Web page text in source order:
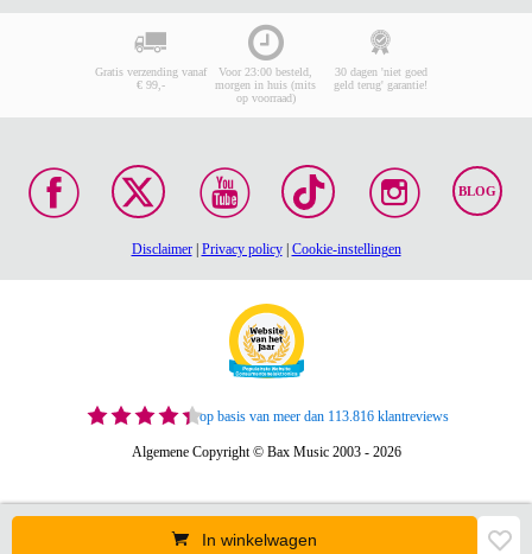
In winkelwagen
Gratis verzending vanaf
€ 99,-
Voor 23:00 besteld,
morgen in huis (mits
op voorraad)
30 dagen 'niet goed
geld terug' garantie!
BLOG
Disclaimer| Privacy policy| Cookie-instellingen
op basis van meer dan 113.816 klantreviews
Algemene Copyright © Bax Music 2003 - 2026